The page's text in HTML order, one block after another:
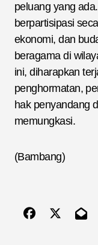
peluang yang
berpartisipasi
ekonomi, dan
beragama di
ini, diharapkan
penghormatan,
hak penyandang
memungkasi.
(Bambang)